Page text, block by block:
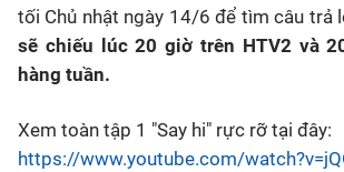
tối Chủ nhật ngày 14/6 để tìm câu trả
sẽ chiếu lúc 20 giờ trên HTV2 và
hàng tuần.
Xem toàn tập 1 "Say hi" rực rỡ tại đây:
https://www.youtube.com/